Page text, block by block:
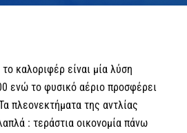
το καλοριφέρ είναι μία λύση
ενώ το φυσικό αέριο προσφέρει
πλεονεκτήματα της αντλίας
: τεράστια οικονομία πάνω